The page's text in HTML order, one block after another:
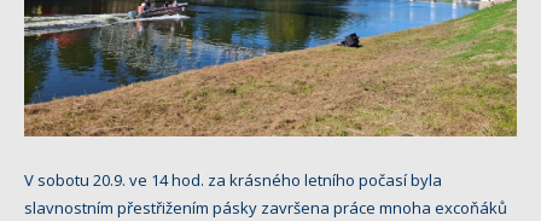
V sobotu 20.9. ve 14 hod. za krásného letního počasí byla
slavnostním přestřižením pásky završena práce mnoha excoňáků